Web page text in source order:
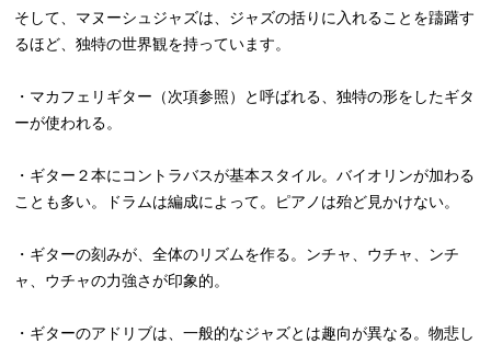
そして、マヌーシュジャズは、ジャズの括りに入れることを躊躇す
るほど、独特の世界観を持っています。
・マカフェリギター（次項参照）と呼ばれる、独特の形をしたギタ
ーが使われる。
・ギター２本にコントラバスが基本スタイル。バイオリンが加わる
ことも多い。ドラムは編成によって。ピアノは殆ど見かけない。
・ギターの刻みが、全体のリズムを作る。ンチャ、ウチャ、ンチ
ャ、ウチャの力強さが印象的。
・ギターのアドリブは、一般的なジャズとは趣向が異なる。物悲し